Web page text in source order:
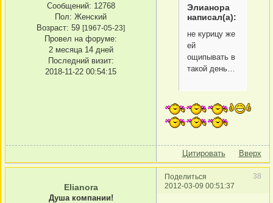
Сообщений: 12768
Пол: Женский
Возраст: 59 [1967-05-23]
Провел на форуме:
2 месяца 14 дней
Последний визит:
2018-11-22 00:54:15
Элианора
написал(а):
не курицу же
ей
ощипывать в
такой день…
Цитировать Вверх
Поделиться
38
2012-03-09 00:51:37
Elianora
Душа компании!